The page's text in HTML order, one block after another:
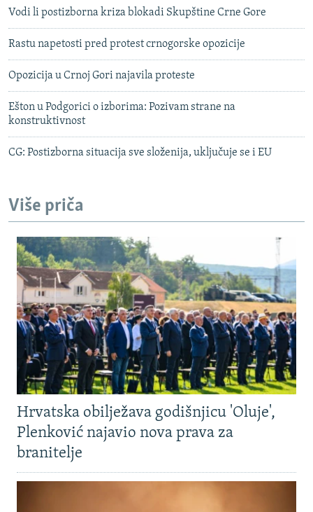
Vodi li postizborna kriza blokadi Skupštine Crne Gore
Rastu napetosti pred protest crnogorske opozicije
Opozicija u Crnoj Gori najavila proteste
Ešton u Podgorici o izborima: Pozivam strane na
konstruktivnost
CG: Postizborna situacija sve složenija, uključuje se i EU
Više priča
Hrvatska obilježava godišnjicu 'Oluje',
Plenković najavio nova prava za
branitelje